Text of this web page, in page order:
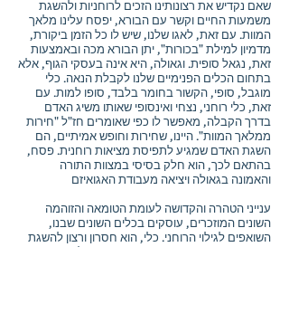
שאם נקדיש את רצונותינו הזכים לרוחניות ולהשגת
משמעות החיים וקשר עם הבורא, יפסח עלינו מלאך
המוות. עם זאת, לאגו שלנו, שיש לו כל הזמן ביקורת,
מדמיון למילת "בכורות", יתן הבורא מכה ובאמצעות
זאת, נגאל סופית. וגאולה, היא אינה בעסקי הגוף, אלא
בתחום הכלים הפנימיים שלנו לקבלת הנאה. כלי
מוגבל, סופי, הקשור בחומר בלבד, סופו למות. עם
זאת, כלי רוחני, נצחי ואינסופי שאותו משיג האדם
בדרך הקבלה, מאפשר לו כפי שאומרים חז"ל "חירות
ממלאך המוות". היינו, שחירות וחופש אמיתיים, הם
השגת האדם שמגיע לתפיסת מציאות רוחנית. פסח,
בהתאם לכך, הוא חלק בסיסי במצוות התורה
והאמונה בגאולה ויציאה מעבודת האגואיזם
ענייני הטהרה והקדושה לעומת הטומאה והזוהמה
השונים המוזכרים, עוסקים בכלים השונים שבנו,
השואפים לגילוי הרוחני. כלי, הוא חסרון ורצון להשגת